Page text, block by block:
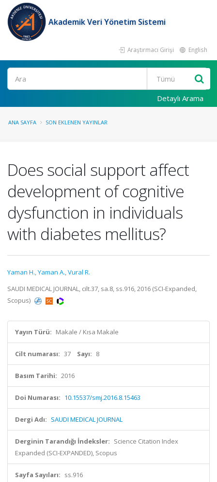
Akademik Veri Yönetim Sistemi
Araştırmacı Girişi English
Ara
Detaylı Arama
ANA SAYFA SON EKLENEN YAYINLAR
Does social support affect
development of cognitive
dysfunction in individuals
with diabetes mellitus?
Yaman H.,Yaman A.,Vural R.
SAUDI MEDICAL JOURNAL, cilt.37, sa.8, ss.916, 2016 (SCI-Expanded,
Scopus)
Yayın Türü: Makale / Kısa Makale
Cilt numarası: 37 Sayı: 8
Basım Tarihi: 2016
Doi Numarası: 10.15537/smj.2016.8.15463
Dergi Adı: SAUDI MEDICAL JOURNAL
Derginin Tarandığı İndeksler: Science Citation Index
Expanded (SCI-EXPANDED), Scopus
Sayfa Sayıları: ss.916